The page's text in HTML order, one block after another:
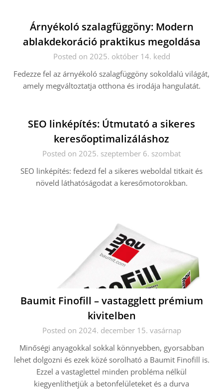
Árnyékoló szalagfüggöny: Modern
ablakdekoráció praktikus megoldása
Posted on 2025. október 14. kedd
Fedezze fel az árnyékoló szalagfüggöny sokoldalú világát,
amely megváltoztatja otthona és irodája hangulatát.
SEO linképítés: Útmutató a sikeres
keresőoptimalizáláshoz
Posted on 2025. szeptember 6. szombat
SEO linképítés: fedezd fel a sikeres weboldal titkait és
növeld láthatóságodat a keresőmotorokban.
Baumit Finofill – vastagglett prémium
kivitelben
Posted on 2024. december 15. vasárnap
Minőségi anyagokkal sokkal könnyebben, gyorsabban
lehet dolgozni és ezek közé sorolható a Baumit Finofill is.
Ezzel a vastaglettel minden probléma nélkül
kiegyenlíthetjük a betonfelületeket és a durva